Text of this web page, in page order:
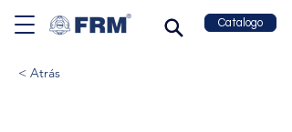
Catalogo
< Atrás